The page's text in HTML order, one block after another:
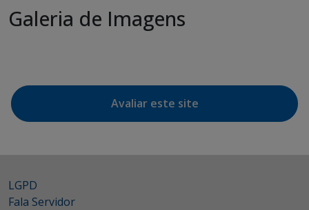
Galeria de Imagens
Avaliar este site
LGPD
Fala Servidor